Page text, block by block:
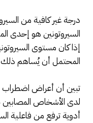
درجة غير كافية من
السيروتونين هو إحدى
إذا كان مستوى
المحتمل أن يُساهم
تبين أن أعراض
لدى الأشخاص
أدوية ترفع من فاعلية